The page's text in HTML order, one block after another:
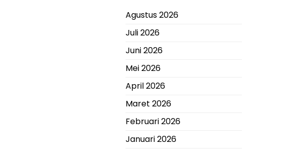
Agustus 2026
Juli 2026
Juni 2026
Mei 2026
April 2026
Maret 2026
Februari 2026
Januari 2026